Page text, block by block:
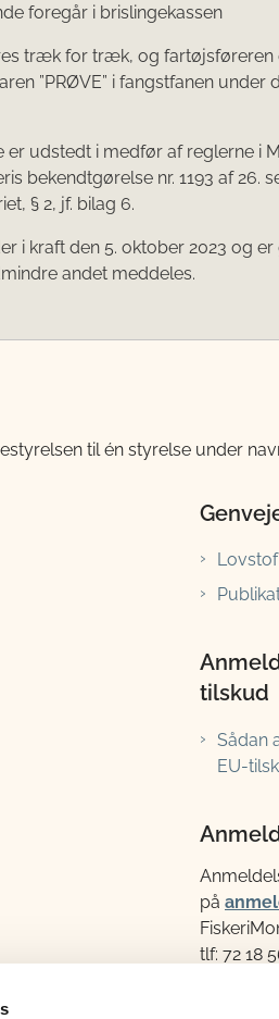
foregår i brislingekassen
træk for træk, og fartøjsføreren
”PRØVE” i fangstfanen
er udstedt i medfør af reglerne i
bekendtgørelse nr. 1193 af 26.
§ 2, jf. bilag 6.
i kraft den 5. oktober 2023 og
andet meddeles.
til én styrelse under
Lovstof
tilskud
Sådan
EU-
på
tlf: 72 18